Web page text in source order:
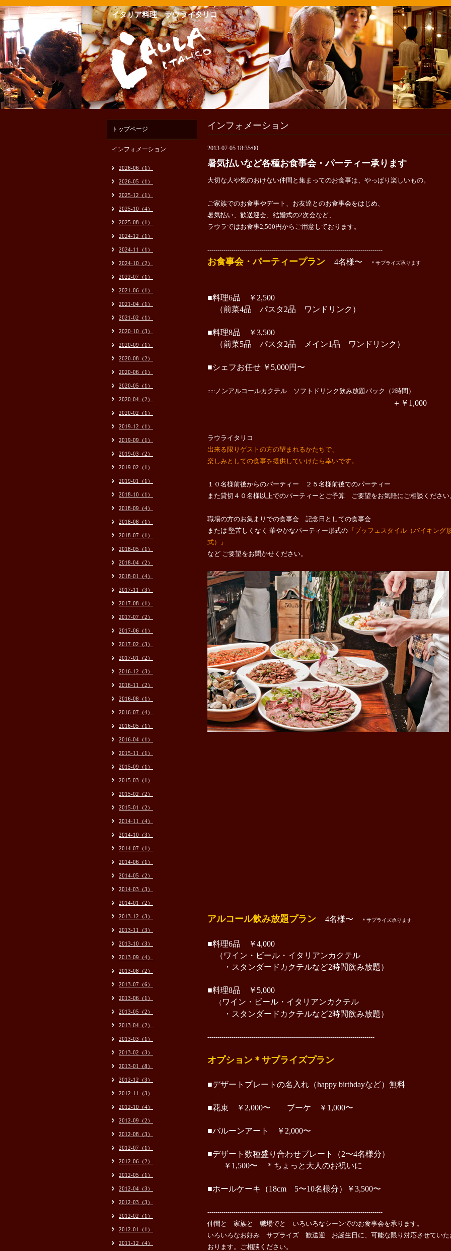
イタリア料理 ラウライタリコ
インフォメーション
2013-07-05 18:35:00
暑気払いなど各種お食事会・パーティー承ります
大切な人や気のおけない仲間と集まってのお食事は、やっぱり楽しいもの。
ご家族でのお食事やデート、お友達とのお食事会をはじめ、
暑気払い、歓送迎会、結婚式の2次会など、
ラウラではお食事2,500円からご用意しております。
---------------------------------------------------------------------------------------
お食事会・パーティープラン 4名様〜 ＊サプライズ承ります
■料理6品 ￥2,500
（前菜4品 パスタ2品 ワンドリンク）
■料理8品 ￥3,500
（前菜5品 パスタ2品 メイン1品 ワンドリンク）
■シェフお任せ ￥5,000円〜
:::::ノンアルコールカクテル ソフトドリンク飲み放題パック（2時間）
＋￥1,000
ラウライタリコ
出来る限りゲストの方の望まれるかたちで、
楽しみとしての食事を提供していけたら幸いです。
１０名様前後からのパーティー ２５名様前後でのパーティー
また貸切４０名様以上でのパーティーとご予算 ご要望をお気軽にご相談ください
職場の方のお集まりでの食事会 記念日としての食事会
または 堅苦しくなく 華やかなパーティー形式の 『ブッフェスタイル（バイキング
式）』
など ご要望をお聞かせください。
アルコール飲み放題プラン 4名様〜 ＊サプライズ承ります
■料理6品 ￥4,000
（ワイン・ビール・イタリアンカクテル
・スタンダードカクテルなど2時間飲み放題）
■料理8品 ￥5,000
（ ワイン・ビール・イタリアンカクテル
・スタンダードカクテルなど2時間飲み放題）
-----------------------------------------------------------------------------------
オプション＊サプライズプラン
■デザートプレートの名入れ（happy birthdayなど）無料
■花束 ￥2,000〜 ブーケ ￥1,000〜
■バルーンアート ￥2,000〜
■デザート数種盛り合わせプレート（2〜4名様分）
￥1,500〜 ＊ちょっと大人のお祝いに
■ホールケーキ（18cm 5〜10名様分）￥3,500〜
---------------------------------------------------------------------------------------
仲間と 家族と 職場でと いろいろなシーンでのお食事会を承ります。
いろいろなお好み サプライズ 歓送迎 お誕生日に、可能な限り対応させていた
おります。ご相談ください。
トップページ
インフォメーション
2026-06（1）
2026-05（1）
2025-12（1）
2025-10（4）
2025-08（1）
2024-12（1）
2024-11（1）
2024-10（2）
2022-07（1）
2021-06（1）
2021-04（1）
2021-02（1）
2020-10（3）
2020-09（1）
2020-08（2）
2020-06（1）
2020-05（1）
2020-04（2）
2020-02（1）
2019-12（1）
2019-09（1）
2019-03（2）
2019-02（1）
2019-01（1）
2018-10（1）
2018-09（4）
2018-08（1）
2018-07（1）
2018-05（1）
2018-04（2）
2018-01（4）
2017-11（3）
2017-08（1）
2017-07（2）
2017-06（1）
2017-02（3）
2017-01（2）
2016-12（3）
2016-11（2）
2016-08（1）
2016-07（4）
2016-05（1）
2016-04（1）
2015-11（1）
2015-09（1）
2015-03（1）
2015-02（2）
2015-01（2）
2014-11（4）
2014-10（3）
2014-07（1）
2014-06（1）
2014-05（2）
2014-03（3）
2014-01（2）
2013-12（3）
2013-11（3）
2013-10（3）
2013-09（4）
2013-08（2）
2013-07（6）
2013-06（1）
2013-05（2）
2013-04（2）
2013-03（1）
2013-02（3）
2013-01（8）
2012-12（3）
2012-11（3）
2012-10（4）
2012-09（2）
2012-08（3）
2012-07（1）
2012-06（2）
2012-05（1）
2012-04（3）
2012-03（3）
2012-02（1）
2012-01（1）
2011-12（4）